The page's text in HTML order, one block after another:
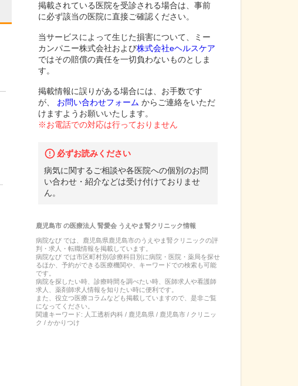
掲載されている医院を受診される場合は、事前
に必ず該当の医院に直接ご確認ください。
当サービスによって生じた損害について、ミー
カンパニー株式会社および株式会社eヘルスケア
ではその賠償の責任を一切負わないものとしま
す。
掲載情報に誤りがある場合には、お手数です
が、
お問い合わせフォーム からご連絡をいただ
けますようお願いいたします。
※お電話での対応は行っておりません
必ずお読みください
病気に関するご相談や各医院への個別のお問
い合わせ・紹介などは受け付けておりませ
ん。
鹿児島市の医療法人 腎愛会 うえやま腎クリニック情報
病院なび では、 鹿児島県鹿児島市のうえやま腎クリニックの評
判・求人・転職情報を掲載しています。
病院なび では市区町村別/診療科目別に病院・医院・薬局を探せ
るほか、予約ができる医療機関や、キーワードでの検索も可能
です。
病院を探したい時、診療時間を調べたい時、医師求人や看護師
求人、薬剤師求人情報を知りたい時に便利です。
また、役立つ医療コラムなども掲載していますので、是非ご覧
になってください。
関連キーワード: 人工透析内科 / 鹿児島県 / 鹿児島市 / クリニッ
ク / かかりつけ